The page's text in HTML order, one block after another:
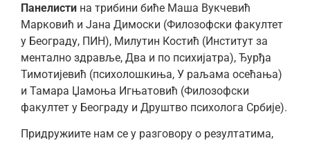
Панелисти на трибини биће Маша Вукчевић
Марковић и Јана Димоски (Филозофски факултет
у Београду, ПИН), Милутин Костић (Институт за
ментално здравље, Два и по психијатра), Ђурђа
Тимотијевић (психолошкиња, У раљама осећања)
и Тамара Џамоња Игњатовић (Филозофски
факултет у Београду и Друштво психолога Србије).
Придружиите нам се у разговору о резултатима,